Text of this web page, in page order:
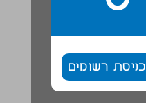
כניסת רשומים